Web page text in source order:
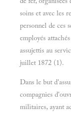
soins et avec les
personnel de ces
employés
assujettis au
juillet 1872 (1).
Dans le but
compagnies
militaires, ayant